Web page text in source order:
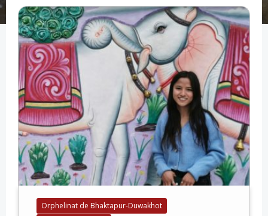
Orphelinat de Bhaktapur-Duwakhot